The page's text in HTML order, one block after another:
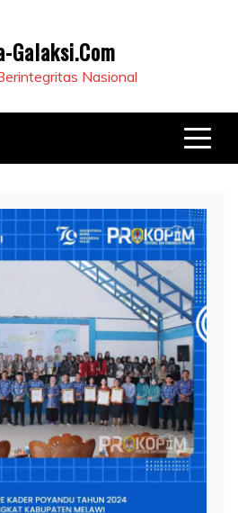
Galaksi.Com
Nasional